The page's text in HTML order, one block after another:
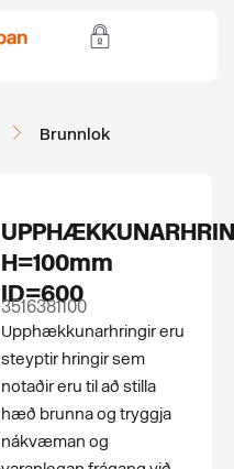
Brunnlok
H=100mm
ID=600
3516381100
Upphækkunarhringir eru
steyptir hringir sem
notaðir eru til að stilla
hæð brunna og tryggja
nákvæman og